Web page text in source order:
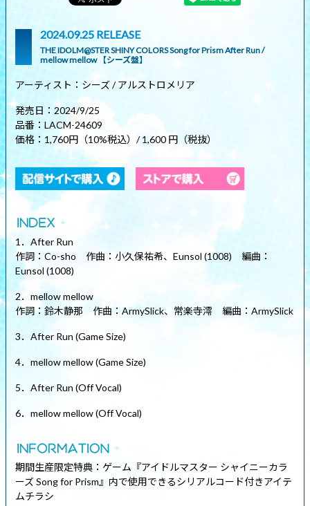
2024.09.25 RELEASE
THE IDOLM@STER SHINY COLORS Song for Prism After Run /
mellow mellow 【シーズ盤】
アーティスト：シーズ / アルストロメリア
発売日：2024/9/25
品番：LACM-24609
価格：1,760円（10%税込）/ 1,600 円（税抜）
1．After Run
作詞：Co-sho 作曲：小久保祐希、Eunsol (1008) 編曲：
Eunsol (1008)
2．mellow mellow
作詞：鈴木静那 作曲：ArmySlick、常楽寺澪 編曲：ArmySlick
3．After Run (Game Size)
4．mellow mellow (Game Size)
5．After Run (Off Vocal)
6．mellow mellow (Off Vocal)
期間生産限定特典：ゲーム『アイドルマスター シャイニーカラ
ーズ Song for Prism』内で使用できるシリアルコード付きアイテ
ムチラシ